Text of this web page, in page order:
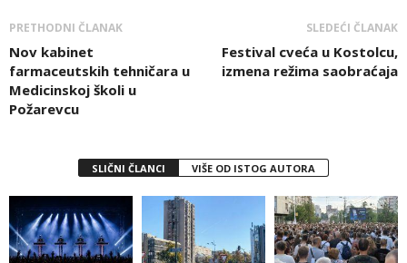
PRETHODNI ČLANAK
Nov kabinet
farmaceutskih tehničara u
Medicinskoj školi u
Požarevcu
SLEDEĆI ČLANAK
Festival cveća u Kostolcu,
izmena režima saobraćaja
SLIČNI ČLANCI VIŠE OD ISTOG AUTORA